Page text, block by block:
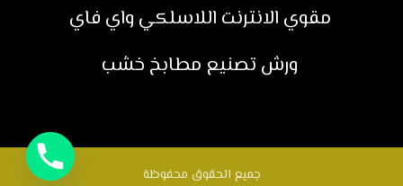
مقوي الانترنت اللاسلكي واي فاي
ورش تصنيع مطابخ خشب
جميع الحقوق محفوظة